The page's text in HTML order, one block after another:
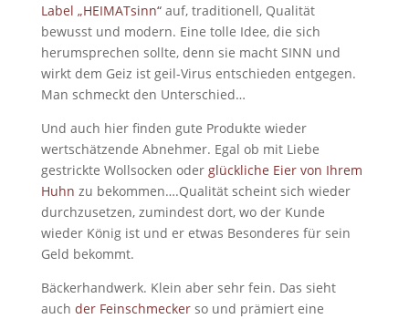
Label „HEIMATsinn“auf, traditionell, Qualität
bewusst und modern. Eine tolle Idee, die sich
herumsprechen sollte, denn sie macht SINN und
wirkt dem Geiz ist geil-Virus entschieden entgegen.
Man schmeckt den Unterschied…
Und auch hier finden gute Produkte wieder
wertschätzende Abnehmer. Egal ob mit Liebe
gestrickte Wollsocken oder glückliche Eier von Ihrem
Huhn zu bekommen….Qualität scheint sich wieder
durchzusetzen, zumindest dort, wo der Kunde
wieder König ist und er etwas Besonderes für sein
Geld bekommt.
Bäckerhandwerk. Klein aber sehr fein. Das sieht
auch der Feinschmeckerso und prämiert eine